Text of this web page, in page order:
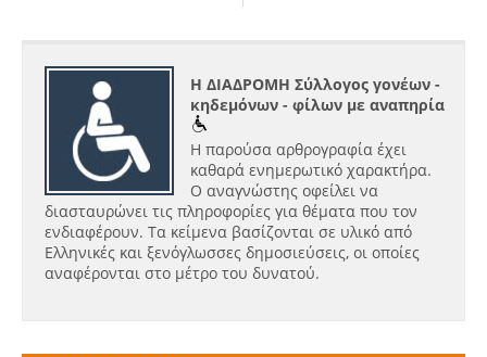
Η ΔΙΑΔΡΟΜΗ Σύλλογος γονέων -
κηδεμόνων - φίλων με αναπηρία
Η παρούσα αρθρογραφία έχει
καθαρά ενημερωτικό χαρακτήρα.
Ο αναγνώστης οφείλει να
διασταυρώνει τις πληροφορίες για θέματα που τον
ενδιαφέρουν. Τα κείμενα βασίζονται σε υλικό από
Ελληνικές και ξενόγλωσσες δημοσιεύσεις, οι οποίες
αναφέρονται στο μέτρο του δυνατού.